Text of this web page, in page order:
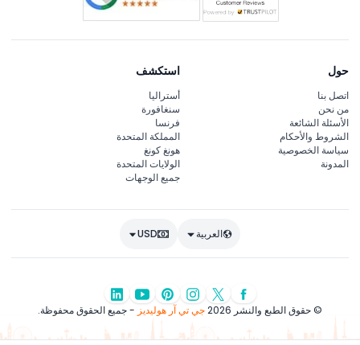
حول
اتصل بنا
من نحن
الأسئلة الشائعة
الشروط والأحكام
سياسة الخصوصية
المدونة
استكشف
أستراليا
سنغافورة
فرنسا
المملكة المتحدة
هونغ كونغ
الولايات المتحدة
جميع الوجهات
العربية USD
© حقوق الطبع والنشر 2026 جي تي آر هوليديز - جميع الحقوق محفوظة.